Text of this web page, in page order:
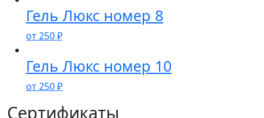
Гель Люкс номер 8
от250₽
Гель Люкс номер 10
от250₽
Сертификаты